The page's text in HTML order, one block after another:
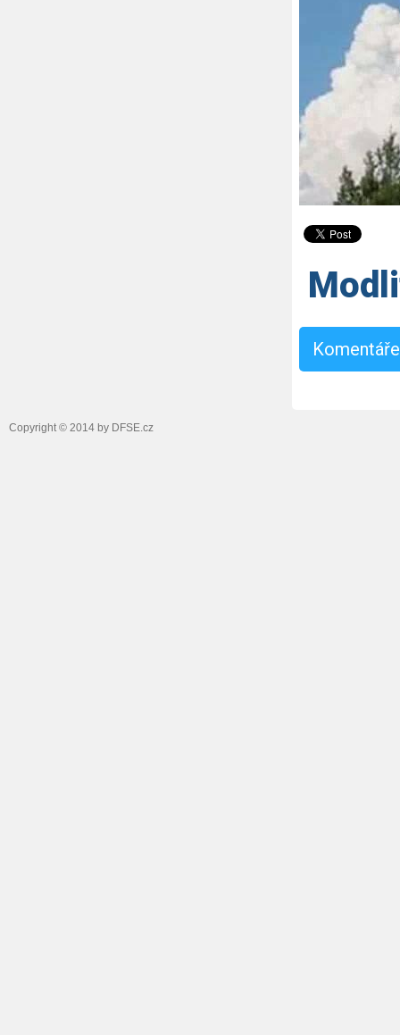
Komentáře
Copyright © 2014 by DFSE.cz